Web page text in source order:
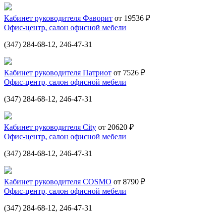
Кабинет руководителя Фаворит от 19536 ₽
Офис-центр, салон офисной мебели
(347) 284-68-12, 246-47-31
Кабинет руководителя Патриот от 7526 ₽
Офис-центр, салон офисной мебели
(347) 284-68-12, 246-47-31
Кабинет руководителя City от 20620 ₽
Офис-центр, салон офисной мебели
(347) 284-68-12, 246-47-31
Кабинет руководителя COSMO от 8790 ₽
Офис-центр, салон офисной мебели
(347) 284-68-12, 246-47-31